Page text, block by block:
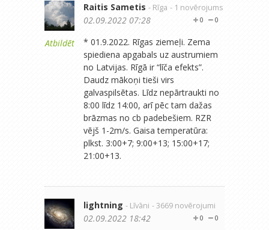
Atbildēt
Raitis Sametis - Rīga - 1 novērojums
0
0
02.09.2022 07:28
* 01.9.2022. Rīgas ziemeļi. Zema
spiediena apgabals uz austrumiem
no Latvijas. Rīgā ir “līča efekts”.
Daudz mākoņi tieši virs
galvaspilsētas. Līdz nepārtraukti no
8:00 līdz 14:00, arī pēc tam dažas
brāzmas no cb padebešiem. RZR
vējš 1-2m/s. Gaisa temperatūra:
plkst. 3:00+7; 9:00+13; 15:00+17;
21:00+13.
lightning - Līvāni - 3669 novērojumi
0
0
02.09.2022 18:42